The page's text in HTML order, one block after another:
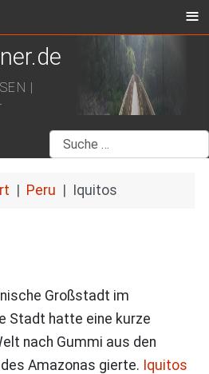
|
Suchen
Peru Iquitos
Großstadt im
Stadt hatte eine kurze
nach Gummi aus den
Amazonas gierte. Iquitos
≡